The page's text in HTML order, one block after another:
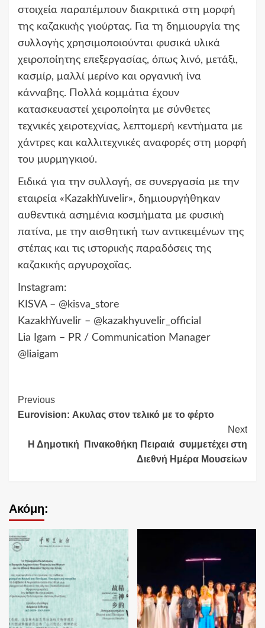
στοιχεία παραπέμπουν διακριτικά στη μορφή
της καζακικής γιούρτας. Για τη δημιουργία της
συλλογής χρησιμοποιούνται φυσικά υλικά
χειροποίητης επεξεργασίας, όπως λινό, μετάξι,
κασμίρ, μαλλί μερίνο και οργανική ίνα
κάνναβης. Πολλά κομμάτια έχουν
κατασκευαστεί χειροποίητα με σύνθετες
τεχνικές χειροτεχνίας, λεπτομερή κεντήματα με
χάντρες και καλλιτεχνικές αναφορές στη μορφή
του μυρμηγκιού.
Ειδικά για την συλλογή, σε συνεργασία με την
εταιρεία «KazakhYuvelir», δημιουργήθηκαν
αυθεντικά ασημένια κοσμήματα με φυσική
πατίνα, με την αισθητική των αντικειμένων της
στέπας και τις ιστορικής παραδόσεις της
καζακικής αργυροχοΐας.
Instagram:
KISVA – @kisva_store
KazakhYuvelir – @kazakhyuvelir_official
Lia Igam – PR / Communication Manager
@liaigam
Continue
Reading
Previous
Eurovision: Ακυλας στον τελικό με το φέρτο
Next
Η Δημοτική Πινακοθήκη Πειραιά συμμετέχει στη
Διεθνή Ημέρα Μουσείων
Ακόμη: